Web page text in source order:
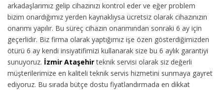
arkadaşlarımız gelip cihazınızı kontrol eder ve eğer problem
bizim onardığımız yerden kaynaklıysa ücretsiz olarak cihazınızın
onarımı yapılır. Bu süreç cihazın onarımından sonraki 6 ay için
geçerlidir. Biz firma olarak yaptığımız işe özen gösterdiğimizden
ötürü 6 ay kendi insiyatifimizi kullanarak size bu 6 aylık garantiyi
sunuyoruz. İzmir Ataşehir teknik servisi olarak siz değerli
müşterilerimize en kaliteli teknik servis hizmetini sunmaya gayret
ediyoruz. Bu sırada bütçe dostu fiyatlandırmada en dikkat